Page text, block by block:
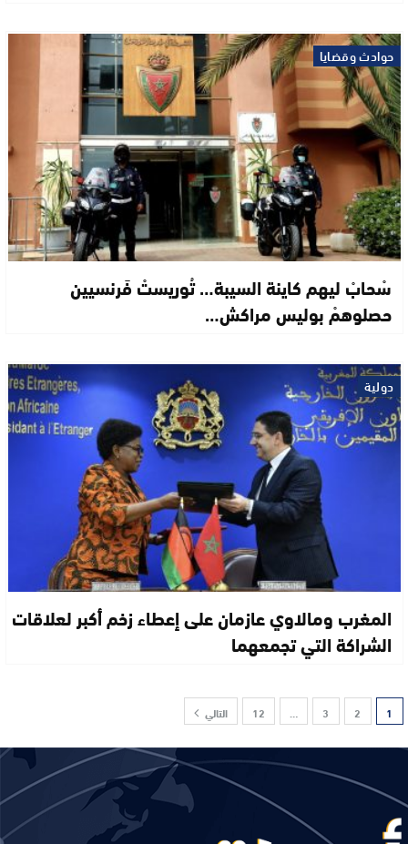
حوادث وقضايا
سْحابْ ليهم كاينة السيبة… تُوريستْ فَرنسيين
حصلوهمْ بوليس مراكش…
دولية
المغرب ومالاوي عازمان على إعطاء زخم أكبر لعلاقات
الشراكة التي تجمعهما
1
2
3
…
12 التالي